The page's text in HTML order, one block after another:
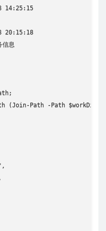
14:25:15
20:15:18
息
(Join-Path -Path